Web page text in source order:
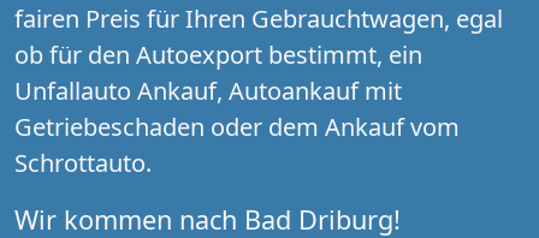
fairen Preis für Ihren Gebrauchtwagen, egal
ob für den Autoexport bestimmt, ein
Unfallauto Ankauf, Autoankauf mit
Getriebeschaden oder dem Ankauf vom
Schrottauto.
Wir kommen nach Bad Driburg!